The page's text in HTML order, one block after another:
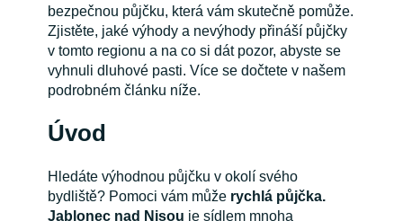
bezpečnou půjčku, která vám skutečně pomůže.
Zjistěte, jaké výhody a nevýhody přináší půjčky
v tomto regionu a na co si dát pozor, abyste se
vyhnuli dluhové pasti. Více se dočtete v našem
podrobném článku níže.
Úvod
Hledáte výhodnou půjčku v okolí svého
bydliště? Pomoci vám může rychlá půjčka.
Jablonec nad Nisou je sídlem mnoha